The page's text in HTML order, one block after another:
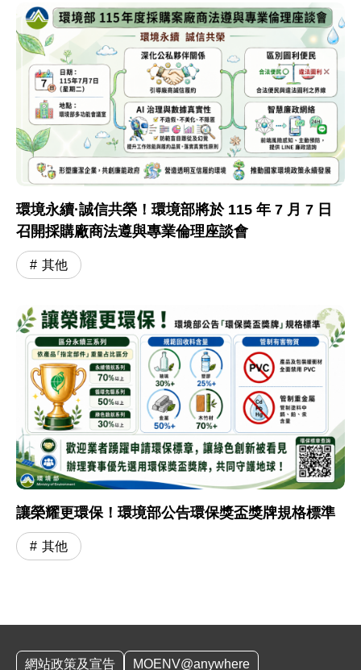
環境永續·誠信共榮！環境部將於 115 年 7 月 7 日
召開採購廠商法遵與專業倫理座談會
其他
讓榮耀更環保！環境部公告環保獎盃獎牌規格標準
其他
網站政策及宣告 MOENV@anywhere